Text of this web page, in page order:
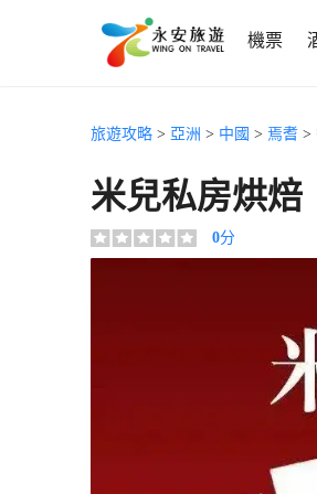
機票
旅遊攻略 > 亞洲 > 中國 > 焉耆 >
米兒私房烘焙
0分